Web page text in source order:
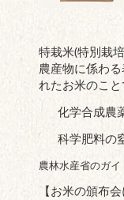
特栽米(特別栽
農産物に係わ
れたお米のこと
化学合成農
科学肥料の
農林水産省のガ
【お米の頒布